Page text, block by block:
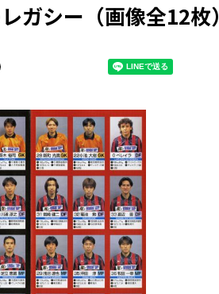
ガシー（画像全12枚）